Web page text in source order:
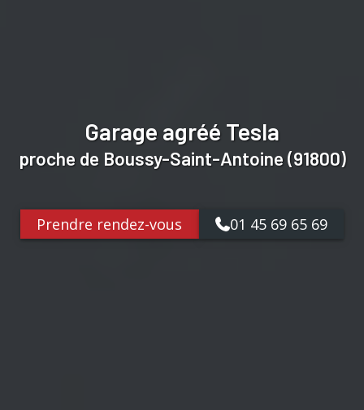
Garage agréé Tesla
proche de Boussy-Saint-Antoine (91800)
Prendre rendez-vous 01 45 69 65 69